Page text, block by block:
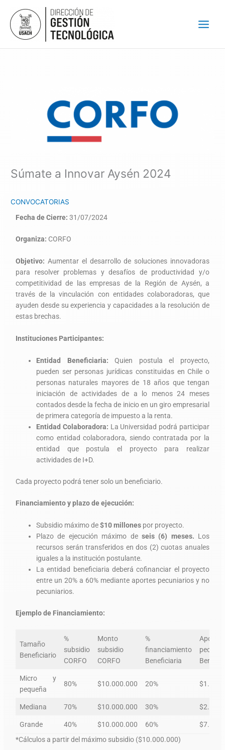
contenido
Súmate a Innovar Aysén 2024
CONVOCATORIAS
Fecha de Cierre: 31/07/2024
Organiza: CORFO
Objetivo: Aumentar el desarrollo de soluciones innovadoras
para resolver problemas y desafíos de productividad y/o
competitividad de las empresas de la Región de Aysén, a
través de la vinculación con entidades colaboradoras, que
ayuden desde su experiencia y capacidades a la resolución de
estas brechas.
Instituciones Participantes:
Entidad Beneficiaria: Quien postula el proyecto,
pueden ser personas jurídicas constituidas en Chile o
personas naturales mayores de 18 años que tengan
iniciación de actividades de a lo menos 24 meses
contados desde la fecha de inicio en un giro empresarial
de primera categoría de impuesto a la renta.
Entidad Colaboradora: La Universidad podrá participar
como entidad colaboradora, siendo contratada por la
entidad que postula el proyecto para realizar
actividades de I+D.
Cada proyecto podrá tener solo un beneficiario.
Financiamiento y plazo de ejecución:
Subsidio máximo de$10 millones por proyecto.
Plazo de ejecución máximo deseis (6) meses. Los
recursos serán transferidos en dos (2) cuotas anuales
iguales a la institución postulante.
La entidad beneficiaria deberá cofinanciar el proyecto
entre un 20% a 60% mediante aportes pecuniarios y no
pecuniarios.
Ejemplo de Financiamiento:
Tamaño
Beneficiario
%
subsidio
CORFO
Monto
subsidio
CORFO
%
financiamiento
Beneficiaria
Aportes
Micro y
pequeña
80% $10.000.000 20%
Mediana 70% $10.000.000 30%
Grande 40% $10.000.000 60%
*Cálculos a partir del máximo subsidio ($10.000.000)